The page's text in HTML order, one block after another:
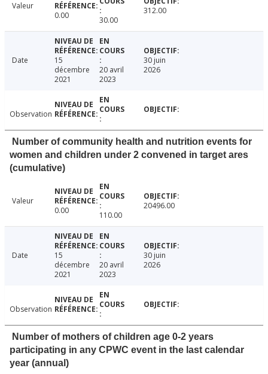
Valeur
0.00
30.00
312.00
Date
15
décembre
2021
20 avril
2023
30 juin
2026
Observation
Number of community health and nutrition events for
women and children under 2 convened in target ares
(cumulative)
Valeur
0.00
110.00
20496.00
Date
15
décembre
2021
20 avril
2023
30 juin
2026
Observation
Number of mothers of children age 0-2 years
participating in any CPWC event in the last calendar
year (annual)